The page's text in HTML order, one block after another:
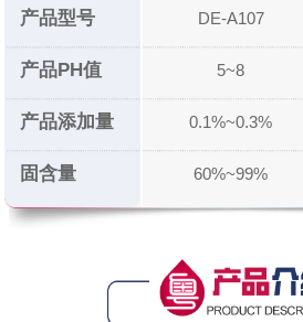
产品型号
产品PH值
产品添加量
固含量
DE-A107
5~8
0.1%~0.3%
60%~99%